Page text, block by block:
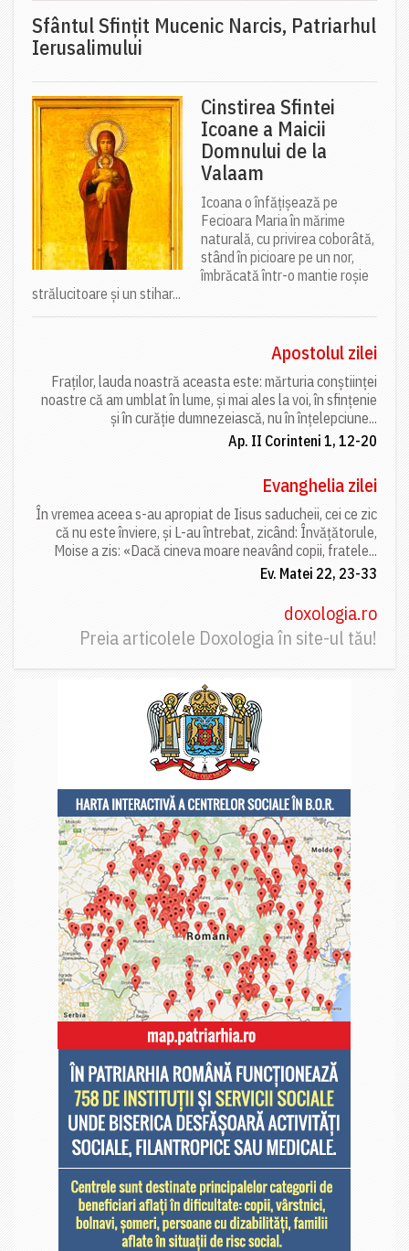
Sfântul Sfinţit Mucenic Narcis, Patriarhul
Ierusalimului
Cinstirea Sfintei
Icoane a Maicii
Domnului de la
Valaam
Icoana o înfățișează pe
Fecioara Maria în mărime
naturală, cu privirea coborâtă,
stând în picioare pe un nor,
îmbrăcată într-o mantie roșie
strălucitoare și un stihar...
Apostolul zilei
Fraților, lauda noastră aceasta este: mărturia conștiinței
noastre că am umblat în lume, și mai ales la voi, în sfințenie
și în curăție dumnezeiască, nu în înțelepciune...
Ap. II Corinteni 1, 12-20
Evanghelia zilei
În vremea aceea s-au apropiat de Iisus saducheii, cei ce zic
că nu este înviere, și L-au întrebat, zicând: Învățătorule,
Moise a zis: «Dacă cineva moare neavând copii, fratele...
Ev. Matei 22, 23-33
doxologia.ro
Preia articolele Doxologia în site-ul tău!